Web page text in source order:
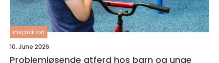
inspiration
10. June 2026
Problemløsende atferd hos barn og unge